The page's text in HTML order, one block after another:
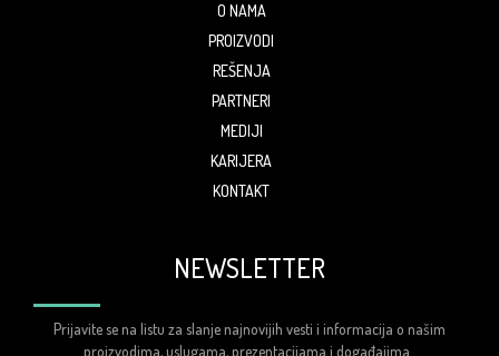
O NAMA
PROIZVODI
REŠENJA
PARTNERI
MEDIJI
KARIJERA
KONTAKT
NEWSLETTER
Prijavite se na listu za slanje najnovijih vesti i informacija o našim
proizvodima, uslugama, prezentacijama i događajima.